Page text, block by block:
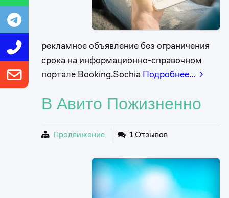
рекламное объявление без ограничения
срока на информационно-справочном
портале Booking.Sochia Подробнее…
В Авито Пожизненно
Продвижение 1 Отзывов